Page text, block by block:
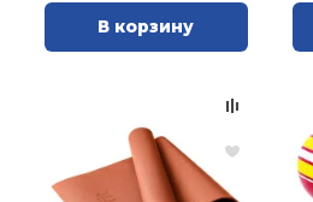
В корзину